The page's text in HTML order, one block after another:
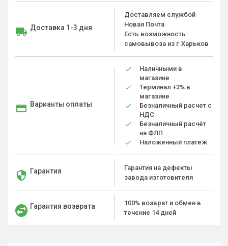
Доставка 1-3 дня
Доставляем службой
Новая Почта
Есть возможность
самовывоза из г.Харьков
Варианты оплаты
Наличными в
магазине
Терминал +3% в
магазине
Безналичный расчет с
НДС
Безналичный расчёт
на ФЛП
Наложенный платеж
Гарантия
Гарантия на дефекты
завода изготовителя
Гарантия возврата
100% возврат и обмен в
течение 14 дней